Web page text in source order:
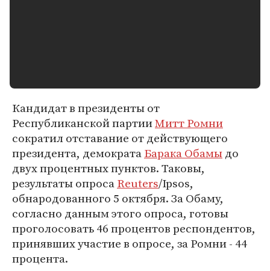
Кандидат в президенты от
Республиканской партииМитт Ромни
сократил отставание от действующего
президента, демократаБарака Обамыдо
двух процентных пунктов. Таковы,
результаты опросаReuters/Ipsos,
обнародованного 5 октября. За Обаму,
согласно данным этого опроса, готовы
проголосовать 46 процентов респондентов,
принявших участие в опросе, за Ромни - 44
процента.